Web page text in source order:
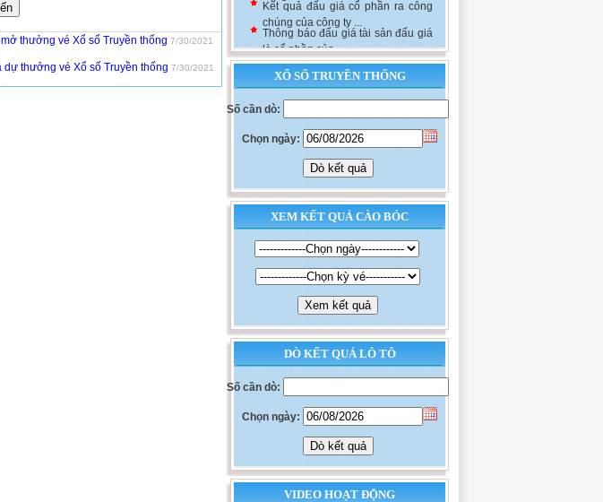
thưởng vé Xổ số Truyền thống 7/30/2021
thưởng vé Xổ số Truyền thống 7/30/2021
Kết quả đấu giá cổ phần ra công
chúng của công ty ...
Thông báo đấu giá tài sản đấu giá
là cổ phần của ...
XỔ SỐ TRUYỀN THỐNG
Số cần dò:
Chọn ngày:
XEM KẾT QUẢ CÀO BÓC
DÒ KẾT QUẢ LÔ TÔ
Số cần dò:
Chọn ngày:
VIDEO HOẠT ĐỘNG